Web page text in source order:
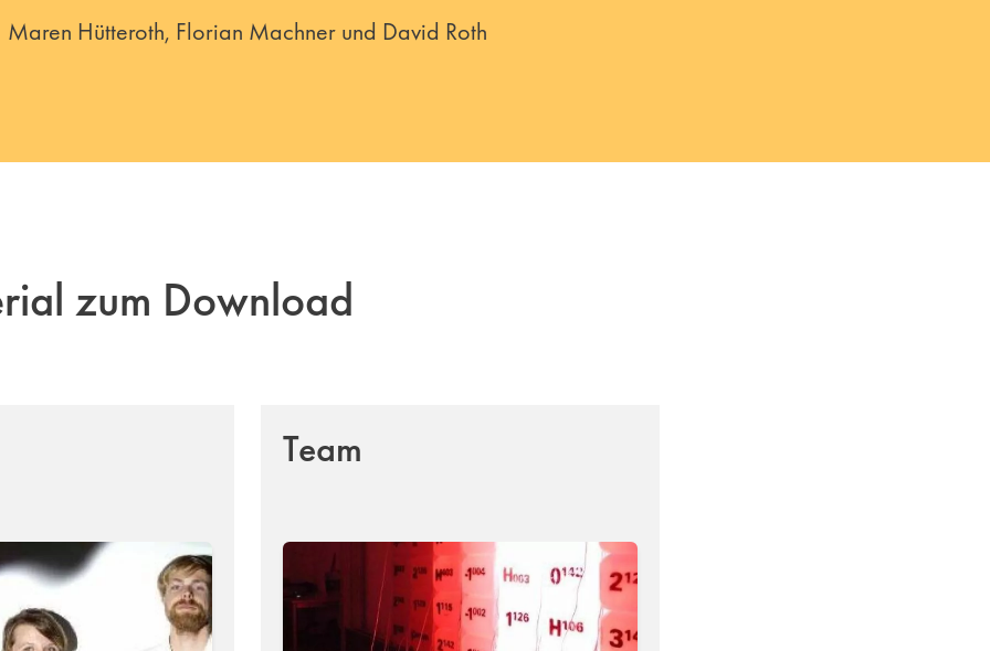
Maren Hütteroth, Florian Machner und David Roth
zum Download
Team